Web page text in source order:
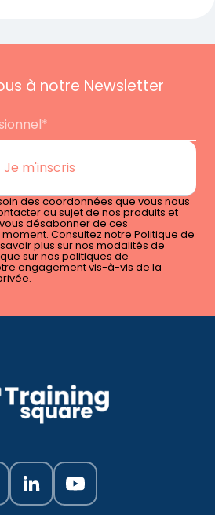
à notre Newsletter
des coordonnées que vous nous
au sujet de nos produits et
désabonner de ces
Consultez notre Politique de
plus sur nos modalités de
sur nos politiques de
engagement vis-à-vis de la